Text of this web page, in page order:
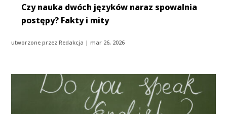
Czy nauka dwóch języków naraz spowalnia
postępy? Fakty i mity
utworzone przezRedakcja |mar 26, 2026